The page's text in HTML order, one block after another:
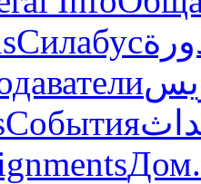
Силабус
События
Дом.